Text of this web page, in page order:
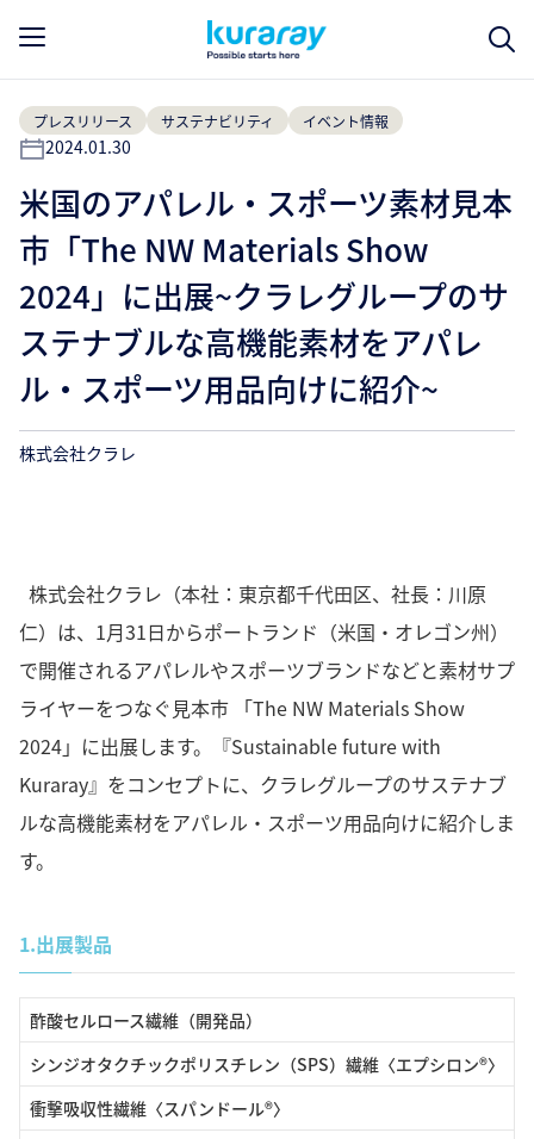
プレスリリース サステナビリティ イベント情報
2024.01.30
米国のアパレル・スポーツ素材見本
市「The NW Materials Show
2024」に出展~クラレグループのサ
ステナブルな高機能素材をアパレ
ル・スポーツ用品向けに紹介~
株式会社クラレ
株式会社クラレ（本社：東京都千代田区、社長：川原
仁）は、1月31日からポートランド（米国・オレゴン州）
で開催されるアパレルやスポーツブランドなどと素材サプ
ライヤーをつなぐ見本市 「The NW Materials Show
2024」に出展します。『Sustainable future with
Kuraray』をコンセプトに、クラレグループのサステナブ
ルな高機能素材をアパレル・スポーツ用品向けに紹介しま
す。
1.出展製品
酢酸セルロース繊維（開発品）
シンジオタクチックポリスチレン（SPS）繊維〈エプシロン®〉
衝撃吸収性繊維〈スパンドール®〉